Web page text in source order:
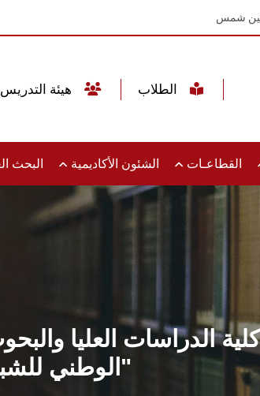
عين شمس
القطاعـات الشئون الأكاديمية البحث
كلية الدراسات العليا
الوطني للشباب لتأهيل حي "الدويقة"